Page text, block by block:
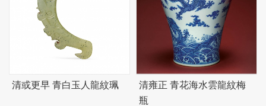
清或更早 青白玉人龍紋珮
清雍正 青花海水雲龍紋梅
瓶